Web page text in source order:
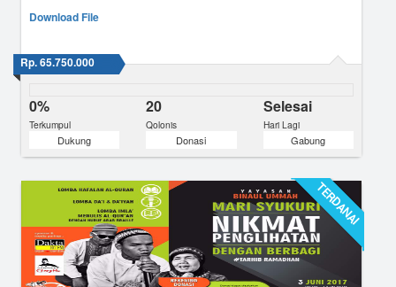
Download File
Rp. 65.750.000
0%
Terkumpul
20
Qolonis
Selesai
Hari Lagi
Dukung Donasi Gabung
TERDANAI